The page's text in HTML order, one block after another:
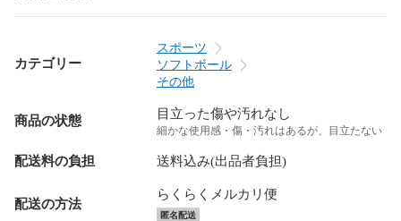
カテゴリー
スポーツ
ソフトボール
その他
商品の状態 目立った傷や汚れなし
細かな使用感・傷・汚れはあるが、目立たない
配送料の負担 送料込み(出品者負担)
配送の方法
らくらくメルカリ便
匿名配送